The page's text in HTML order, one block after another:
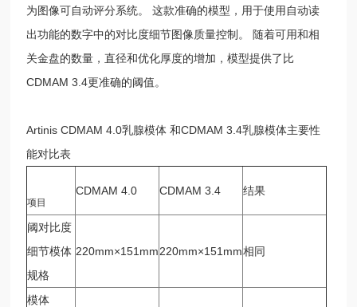
为图像可自动评分系统。 这款准确的模型，用于使用自动读
出功能的数字中的对比度细节图像质量控制。 随着可用和相
关金盘的数量，直径和优化厚度的增加，模型提供了比
CDMAM 3.4更准确的阈值。
Artinis CDMAM 4.0乳腺模体 和CDMAM 3.4乳腺模体主要性
能对比表
项目
CDMAM 4.0 CDMAM 3.4 结果
阈对比度
细节模体
规格
220mm×151mm220mm×151mm相同
模体